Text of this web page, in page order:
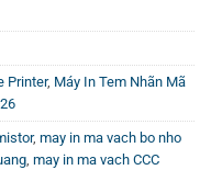
giúp bạn rút ngắn thời
in sắc nét, rõ ràng và
Printer, Máy In Tem Nhãn Mã
, may in ma vach bo nho
, may in ma vach CCC